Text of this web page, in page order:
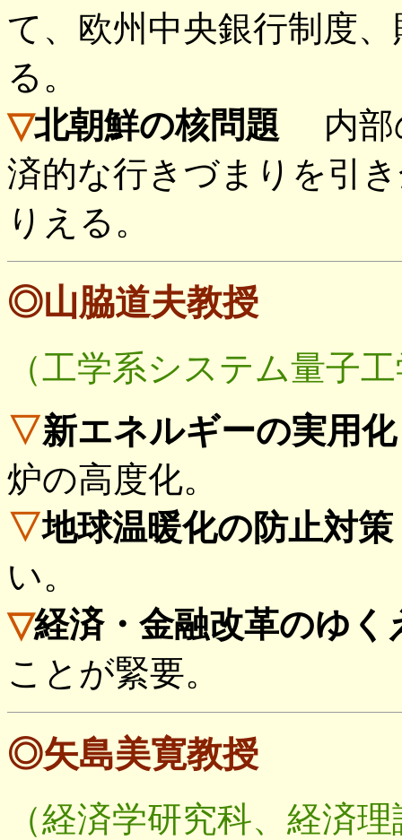
て、欧州中央銀行制度
る。
▽北朝鮮の核問題 内部
済的な行きづまりを引
りえる。
◎山脇道夫教授
（工学系システム量子
▽新エネルギーの実用化
炉の高度化。
▽地球温暖化の防止対策
い。
▽経済・金融改革のゆく
ことが緊要。
◎矢島美寛教授
（経済学研究科、経済